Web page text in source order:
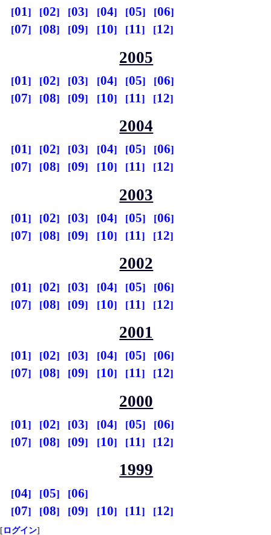
01 02 03 04 05
06
07
08 09 10 11 12
2005
01 02 03 04 05
06
07
08 09 10 11 12
2004
01 02 03 04 05
06
07
08 09 10 11 12
2003
01 02 03 04 05
06
07
08 09 10 11 12
2002
01 02 03 04 05
06
07
08 09 10 11 12
2001
01 02 03 04 05
06
07
08 09 10 11 12
2000
01 02 03 04 05
06
07
08 09 10 11 12
1999
04 05
06
07
08 09 10 11 12
[ログイン]